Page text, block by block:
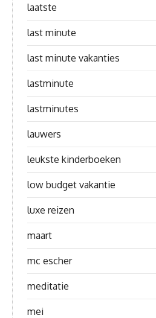
laatste
last minute
last minute vakanties
lastminute
lastminutes
lauwers
leukste kinderboeken
low budget vakantie
luxe reizen
maart
mc escher
meditatie
mei